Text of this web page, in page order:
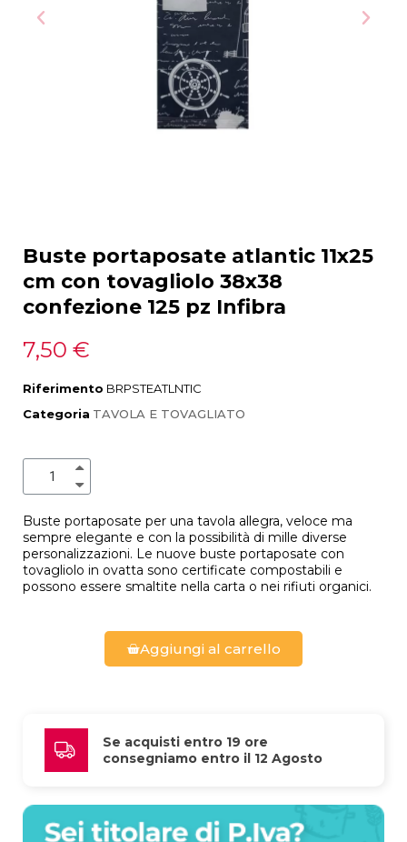
Buste portaposate atlantic 11x25
cm con tovagliolo 38x38
confezione 125 pz Infibra
7,50 €
Riferimento BRPSTEATLNTIC
Categoria TAVOLA E TOVAGLIATO
Buste portaposate per una tavola allegra, veloce ma
sempre elegante e con la possibilità di mille diverse
personalizzazioni. Le nuove buste portaposate con
tovagliolo in ovatta sono certificate compostabili e
possono essere smaltite nella carta o nei rifiuti organici.
Aggiungi al carrello
Se acquisti entro 19 ore
consegniamo entro il 12 Agosto